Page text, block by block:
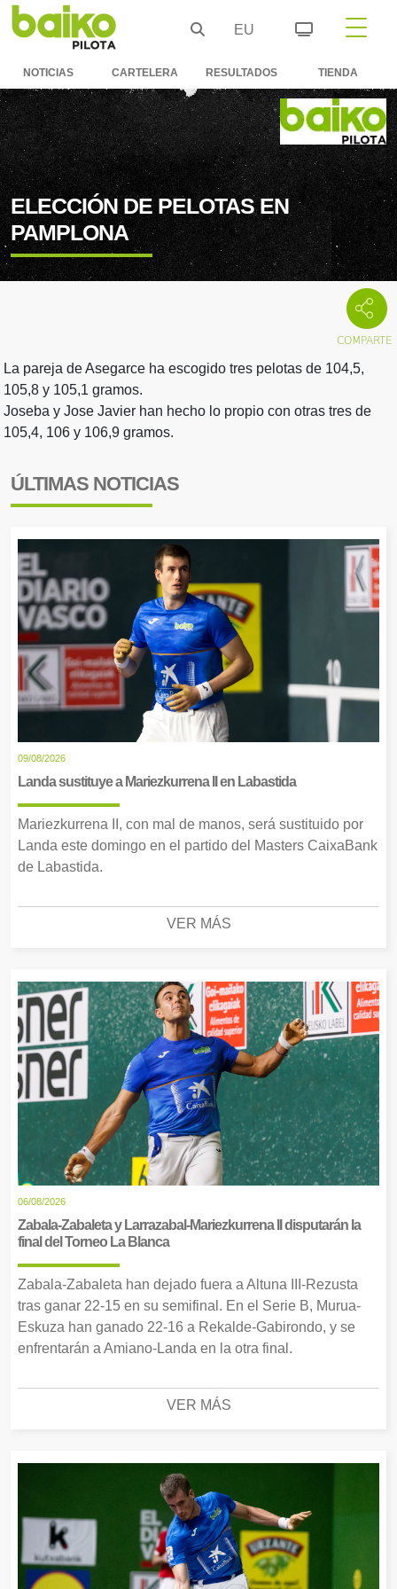
EU
NOTICIAS CARTELERA RESULTADOS TIENDA
ELECCIÓN DE PELOTAS EN
PAMPLONA
La pareja de Asegarce ha escogido tres pelotas de 104,5,
105,8 y 105,1 gramos.
Joseba y Jose Javier han hecho lo propio con otras tres de
105,4, 106 y 106,9 gramos.
ÚLTIMAS NOTICIAS
09/08/2026
Landa sustituye a Mariezkurrena II en Labastida
Mariezkurrena II, con mal de manos, será sustituido por
Landa este domingo en el partido del Masters CaixaBank
de Labastida.
VER MÁS
06/08/2026
Zabala-Zabaleta y Larrazabal-Mariezkurrena II disputarán la
final del Torneo La Blanca
Zabala-Zabaleta han dejado fuera a Altuna III-Rezusta
tras ganar 22-15 en su semifinal. En el Serie B, Murua-
Eskuza han ganado 22-16 a Rekalde-Gabirondo, y se
enfrentarán a Amiano-Landa en la otra final.
VER MÁS